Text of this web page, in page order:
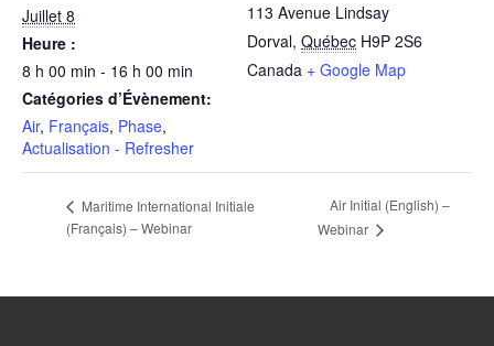
Juillet 8
Heure :
8 h 00 min - 16 h 00 min
Catégories d’Évènement:
Air, Français, Phase,
Actualisation - Refresher
113 Avenue Lindsay
Dorval, Québec H9P 2S6
Canada + Google Map
Maritime International Initiale
(Français) – Webinar
Air Initial (English) –
Webinar